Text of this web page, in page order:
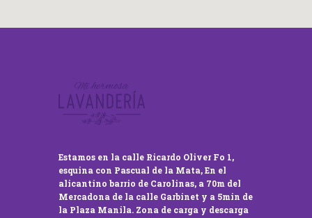
Estamos en la calle Ricardo Oliver Fo 1,
esquina con Pascual de la Mata, En el
alicantino barrio de Carolinas, a 70m del
Mercadona de la calle Garbinet y a 5min de
la Plaza Manila. Zona de carga y descarga